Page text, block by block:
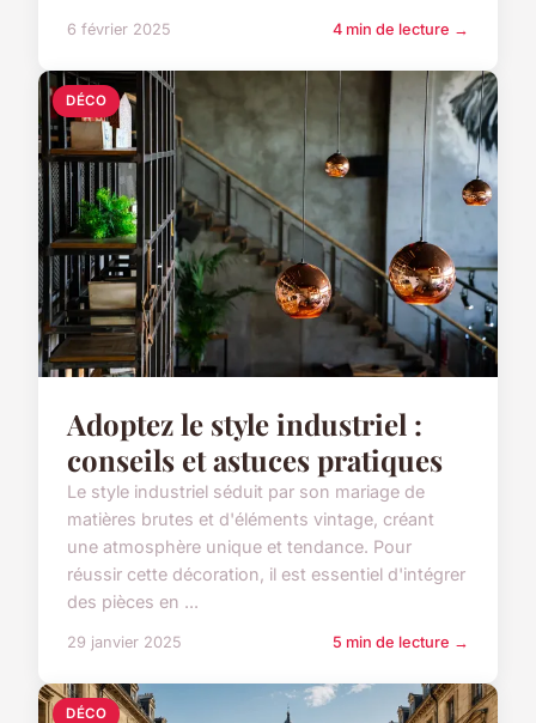
6 février 2025 4 min de lecture →
DÉCO
Adoptez le style industriel :
conseils et astuces pratiques
Le style industriel séduit par son mariage de
matières brutes et d'éléments vintage, créant
une atmosphère unique et tendance. Pour
réussir cette décoration, il est essentiel d'intégrer
des pièces en ...
29 janvier 2025 5 min de lecture →
DÉCO